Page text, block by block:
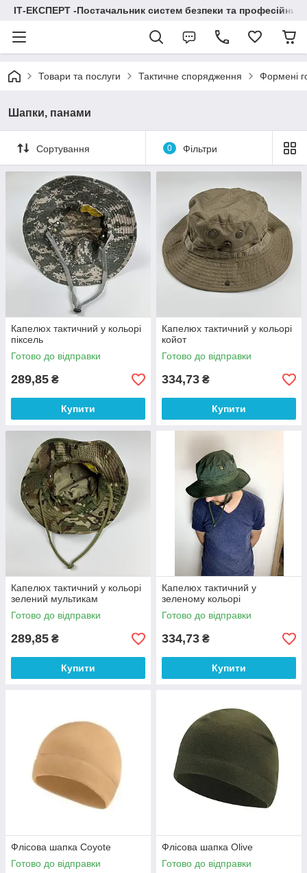
ІТ-ЕКСПЕРТ -Постачальник систем безпеки та професійних
Товари та послуги Тактичне спорядження Формені
Шапки, панами
Сортування 0 Фільтри
Капелюх тактичний у кольорі
піксель
Готово до відправки
289,85 ₴
Купити
Капелюх тактичний у кольорі
койот
Готово до відправки
334,73 ₴
Купити
Капелюх тактичний у кольорі
зелений мультикам
Готово до відправки
289,85 ₴
Купити
Капелюх тактичний у
зеленому кольорі
Готово до відправки
334,73 ₴
Купити
Флісова шапка Coyote
Готово до відправки
Флісова шапка Olive
Готово до відправки